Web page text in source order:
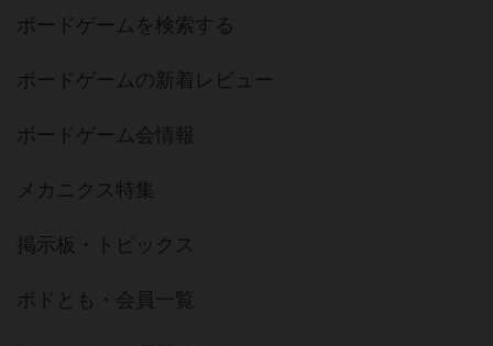
ボードゲームを検索する
ボードゲームの新着レビュー
ボードゲーム会情報
メカニクス特集
掲示板・トピックス
ボドとも・会員一覧